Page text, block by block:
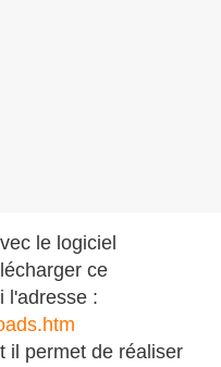
le logiciel
ce
l'adresse :
il permet de réaliser